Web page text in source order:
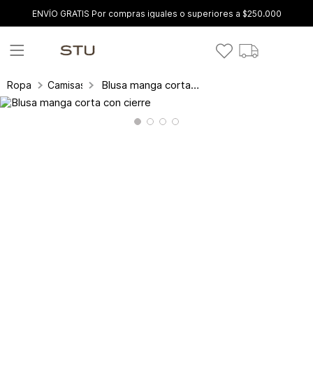
ENVÍO GRATIS Por compras iguales o superiores a $250.000
Ropa Camisas y blusas Blusa manga corta con cierre